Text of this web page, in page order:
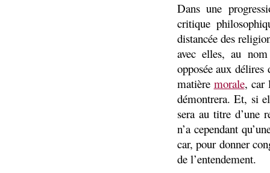
Dans une
critique
distancée des
avec elles, au
opposée aux
matière morale, car
démontrera. Et, si
sera au titre d’une
n’a cependant
car, pour donner
de l’entendement.